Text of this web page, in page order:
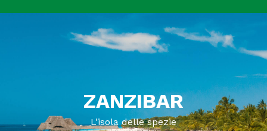
ZANZIBAR
L'isola delle spezie